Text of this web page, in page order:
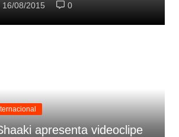
16/08/2015 0
apresenta videoclipe